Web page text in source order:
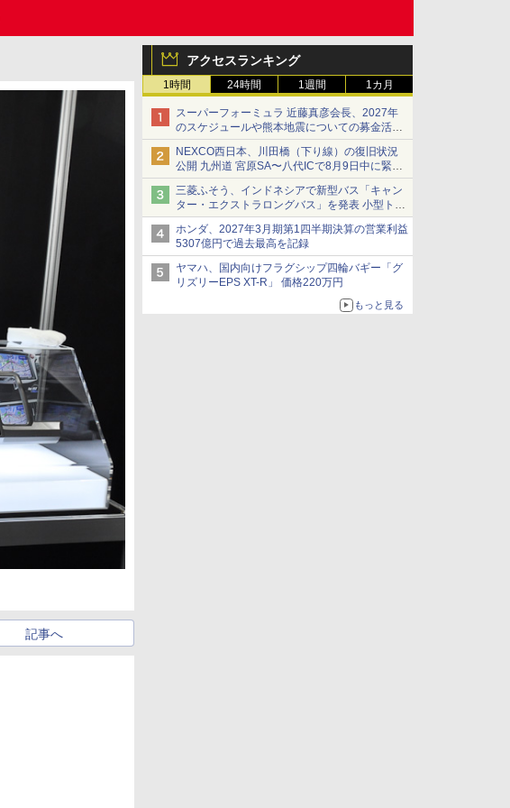
アクセスランキング
1時間 24時間 1週間 1カ月
スーパーフォーミュラ 近藤真彦会長、2027年
のスケジュールや熊本地震についての募金活動
を紹介
NEXCO西日本、川田橋（下り線）の復旧状況
公開 九州道 宮原SA〜八代ICで8月9日中に緊急
車両を通行可能に
三菱ふそう、インドネシアで新型バス「キャン
ター・エクストラロングバス」を発表 小型トラ
ックベースの観光・旅客輸送向けバス
ホンダ、2027年3月期第1四半期決算の営業利益
5307億円で過去最高を記録
ヤマハ、国内向けフラグシップ四輪バギー「グ
リズリーEPS XT-R」 価格220万円
もっと見る
記事へ